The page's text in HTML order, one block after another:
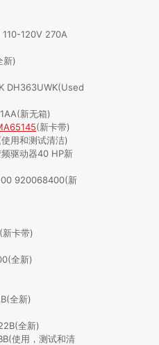
110-120V 270A
新)
DH363UWK(Used
新无箱)
(新卡带)
用和测试清洁)
驱动器40 HP新
00 920068400(新
新卡带)
全新)
全新)
全新)
使用，测试和清